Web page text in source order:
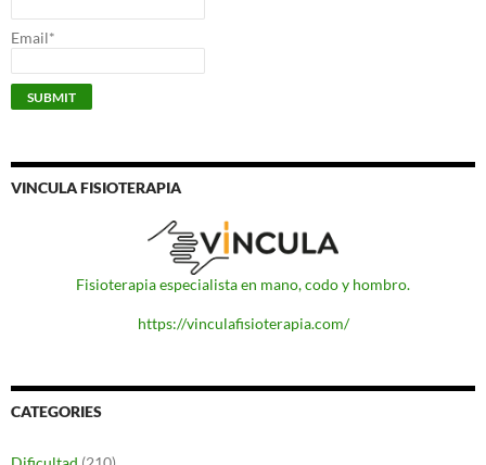
Email*
VINCULA FISIOTERAPIA
Fisioterapia especialista en mano, codo y hombro.
https://vinculafisioterapia.com/
CATEGORIES